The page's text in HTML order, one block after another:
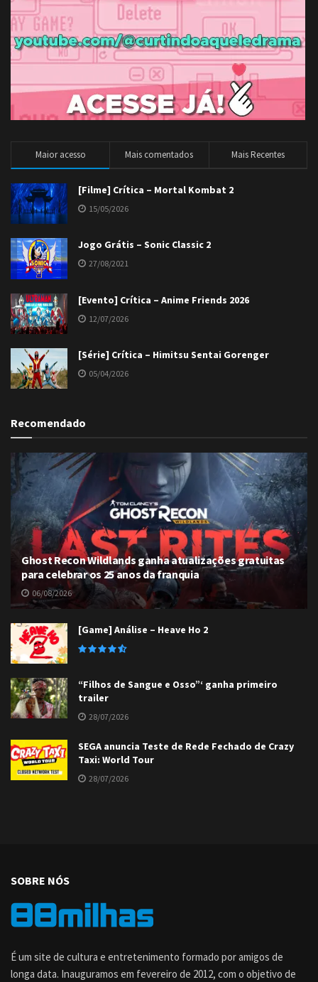
Maior acesso Mais comentados Mais Recentes
[Filme] Crítica – Mortal Kombat 2
15/05/2026
Jogo Grátis – Sonic Classic 2
27/08/2021
[Evento] Crítica – Anime Friends 2026
12/07/2026
[Série] Crítica – Himitsu Sentai Gorenger
05/04/2026
Recomendado
Ghost Recon Wildlands ganha atualizações gratuitas
para celebrar os 25 anos da franquia
06/08/2026
[Game] Análise – Heave Ho 2
“Filhos de Sangue e Osso”‘ ganha primeiro
trailer
28/07/2026
SEGA anuncia Teste de Rede Fechado de Crazy
Taxi: World Tour
28/07/2026
SOBRE NÓS
É um site de cultura e entretenimento formado por amigos de
longa data. Inauguramos em fevereiro de 2012, com o objetivo de